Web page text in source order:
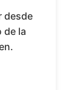
desde
de la